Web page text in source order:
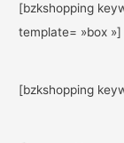
[bzkshopping
template= »box »]
[bzkshopping